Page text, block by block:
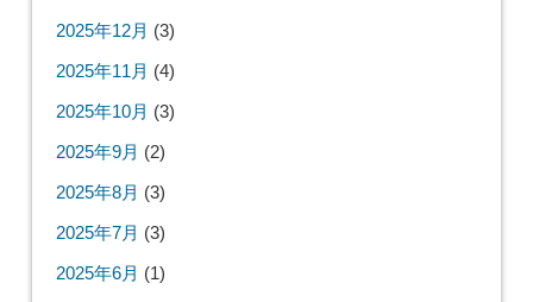
2025年12月 (3)
2025年11月 (4)
2025年10月 (3)
2025年9月 (2)
2025年8月 (3)
2025年7月 (3)
2025年6月 (1)